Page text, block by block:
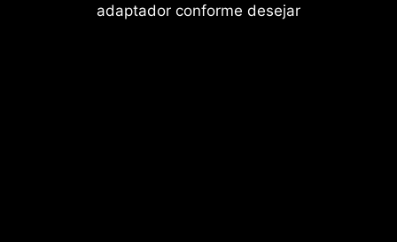
adaptador conforme desejar